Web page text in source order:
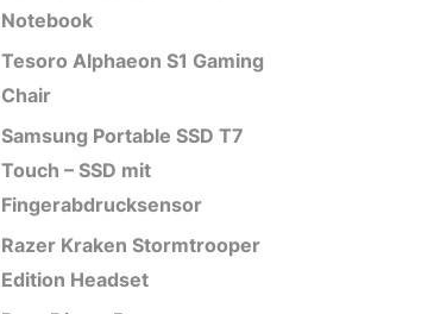
Notebook
Tesoro Alphaeon S1 Gaming
Chair
Samsung Portable SSD T7
Touch – SSD mit
Fingerabdrucksensor
Razer Kraken Stormtrooper
Edition Headset